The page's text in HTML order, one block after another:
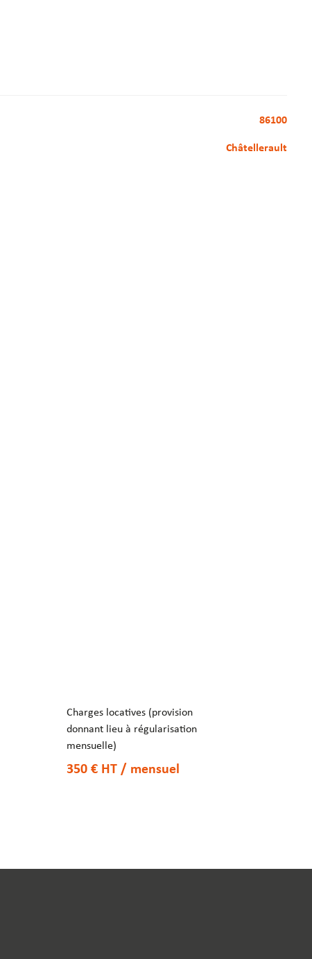
86100
Châtellerault
Charges locatives (provision
donnant lieu à régularisation
mensuelle)
350 € HT / mensuel